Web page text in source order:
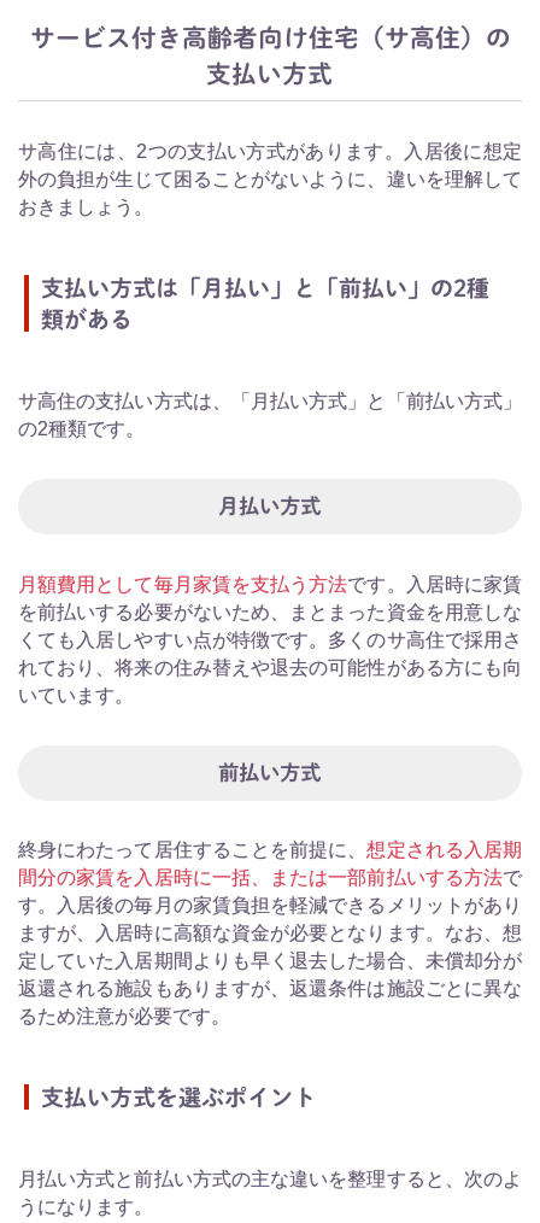
サービス付き高齢者向け住宅（サ高住）の
支払い方式
サ高住には、2つの支払い方式があります。入居後に想定
外の負担が生じて困ることがないように、違いを理解して
おきましょう。
支払い方式は「月払い」と「前払い」の2種
類がある
サ高住の支払い方式は、「月払い方式」と「前払い方式」
の2種類です。
月払い方式
月額費用として毎月家賃を支払う方法です。入居時に家賃
を前払いする必要がないため、まとまった資金を用意しな
くても入居しやすい点が特徴です。多くのサ高住で採用さ
れており、将来の住み替えや退去の可能性がある方にも向
いています。
前払い方式
終身にわたって居住することを前提に、想定される入居期
間分の家賃を入居時に一括、または一部前払いする方法で
す。入居後の毎月の家賃負担を軽減できるメリットがあり
ますが、入居時に高額な資金が必要となります。なお、想
定していた入居期間よりも早く退去した場合、未償却分が
返還される施設もありますが、返還条件は施設ごとに異な
るため注意が必要です。
支払い方式を選ぶポイント
月払い方式と前払い方式の主な違いを整理すると、次のよ
うになります。